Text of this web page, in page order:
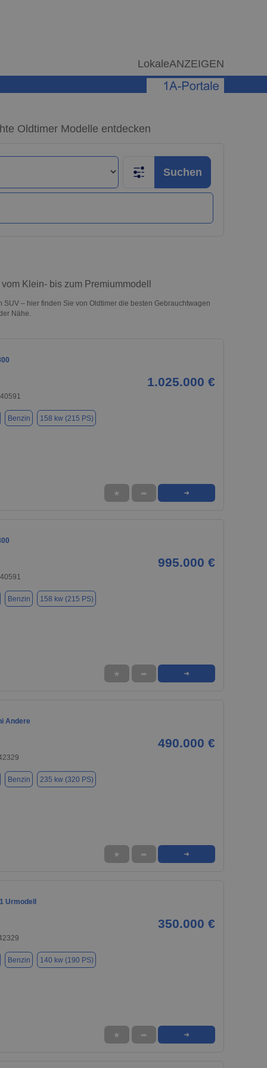
LokaleANZEIGEN
Oldtimer Modelle entdecken
Suchen
Klein- bis zum Premiummodell
– hier finden Sie von Oldtimer die besten Gebrauchtwagen
Nähe.
1.025.000 €
Benzin 158 kw (215 PS)
★ ➦ ➜
995.000 €
Benzin 158 kw (215 PS)
★ ➦ ➜
Andere
490.000 €
Benzin 235 kw (320 PS)
★ ➦ ➜
Urmodell
350.000 €
Benzin 140 kw (190 PS)
★ ➦ ➜